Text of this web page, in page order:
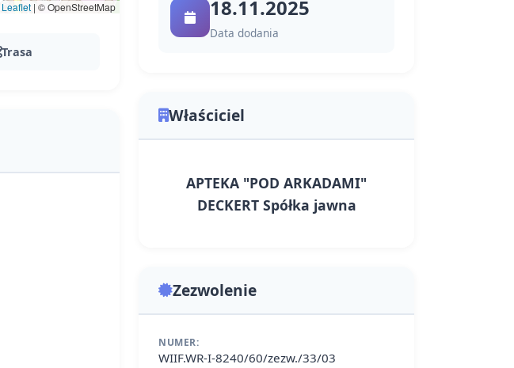
Leaflet | © OpenStreetMap
Trasa
18.11.2025
Data dodania
Właściciel
APTEKA "POD ARKADAMI"
DECKERT Spółka jawna
Zezwolenie
NUMER:
WIIF.WR-I-8240/60/zezw./33/03